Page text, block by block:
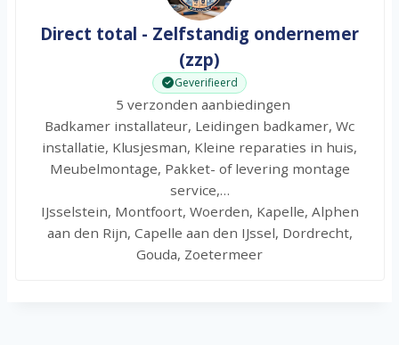
Direct total - Zelfstandig ondernemer
(zzp)
Geverifieerd
5 verzonden aanbiedingen
Badkamer installateur, Leidingen badkamer, Wc
installatie, Klusjesman, Kleine reparaties in huis,
Meubelmontage, Pakket- of levering montage
service,…
IJsselstein, Montfoort, Woerden, Kapelle, Alphen
aan den Rijn, Capelle aan den IJssel, Dordrecht,
Gouda, Zoetermeer